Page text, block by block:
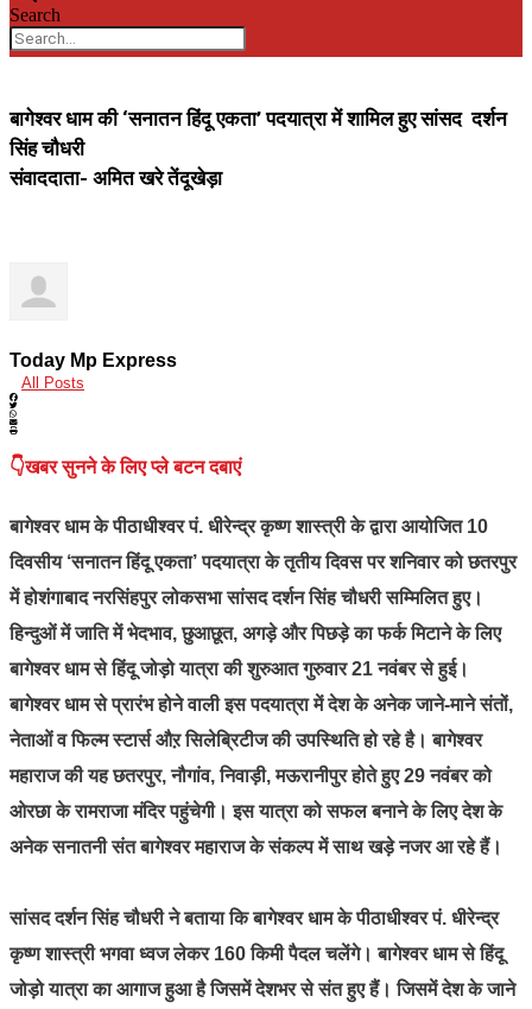
Search
बागेश्वर धाम की ‘सनातन हिंदू एकता’ पदयात्रा में शामिल हुए सांसद दर्शन
सिंह चौधरी
संवाददाता- अमित खरे तेंदूखेड़ा
Today Mp Express
All Posts
👇खबर सुनने के लिए प्ले बटन दबाएं
बागेश्वर धाम के पीठाधीश्वर पं. धीरेन्द्र कृष्ण शास्त्री के द्वारा आयोजित 10
दिवसीय ‘सनातन हिंदू एकता’ पदयात्रा के तृतीय दिवस पर शनिवार को छतरपुर
में होशंगाबाद नरसिंहपुर लोकसभा सांसद दर्शन सिंह चौधरी सम्मिलित हुए।
हिन्दुओं में जाति में भेदभाव, छुआछूत, अगड़े और पिछड़े का फर्क मिटाने के लिए
बागेश्वर धाम से हिंदू जोड़ो यात्रा की शुरुआत गुरुवार 21 नवंबर से हुई।
बागेश्वर धाम से प्रारंभ होने वाली इस पदयात्रा में देश के अनेक जाने-माने संतों,
नेताओं व फिल्म स्टार्स औऱ सिलेब्रिटीज की उपस्थिति हो रहे है। बागेश्वर
महाराज की यह छतरपुर, नौगांव, निवाड़ी, मऊरानीपुर होते हुए 29 नवंबर को
ओरछा के रामराजा मंदिर पहुंचेगी। इस यात्रा को सफल बनाने के लिए देश के
अनेक सनातनी संत बागेश्वर महाराज के संकल्प में साथ खड़े नजर आ रहे हैं।
सांसद दर्शन सिंह चौधरी ने बताया कि बागेश्वर धाम के पीठाधीश्वर पं. धीरेन्द्र
कृष्ण शास्त्री भगवा ध्वज लेकर 160 किमी पैदल चलेंगे। बागेश्वर धाम से हिंदू
जोड़ो यात्रा का आगाज हुआ है जिसमें देशभर से संत हुए हैं। जिसमें देश के जाने